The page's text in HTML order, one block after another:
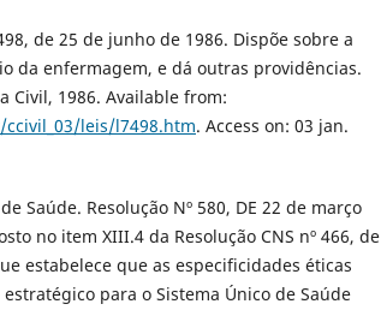
de 25 de junho de 1986. Dispõe sobre a
da enfermagem, e dá outras providências.
Civil, 1986. Available from:
leis/l7498.htm. Access on: 03 jan.
Saúde. Resolução Nº 580, DE 22 de março
no item XIII.4 da Resolução CNS nº 466, de
estabelece que as especificidades éticas
para o Sistema Único de Saúde